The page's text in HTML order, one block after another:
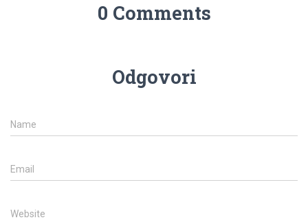
0 Comments
Odgovori
Name
Email
Website